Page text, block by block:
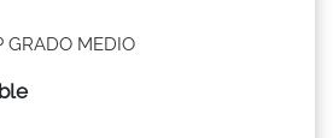
GRADO MEDIO